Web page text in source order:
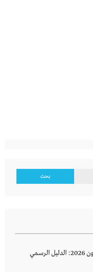
تحميل تطبيق Eashahtech اعاشتك للايفون 2026: الدليل الرسمي